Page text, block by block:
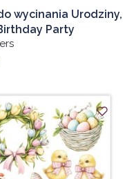
wycinania Urodziny,
Party